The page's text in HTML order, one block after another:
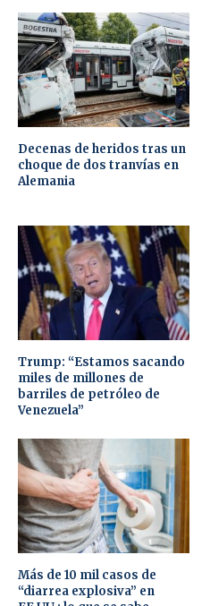
Decenas de heridos tras un
choque de dos tranvías en
Alemania
Trump: “Estamos sacando
miles de millones de
barriles de petróleo de
Venezuela”
Más de 10 mil casos de
“diarrea explosiva” en